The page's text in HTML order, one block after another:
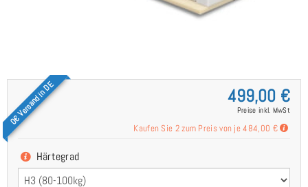
0€ Versand in DE 499,00 €
Preise inkl. MwSt
Kaufen Sie 2 zum Preis von je484,00 €
Härtegrad